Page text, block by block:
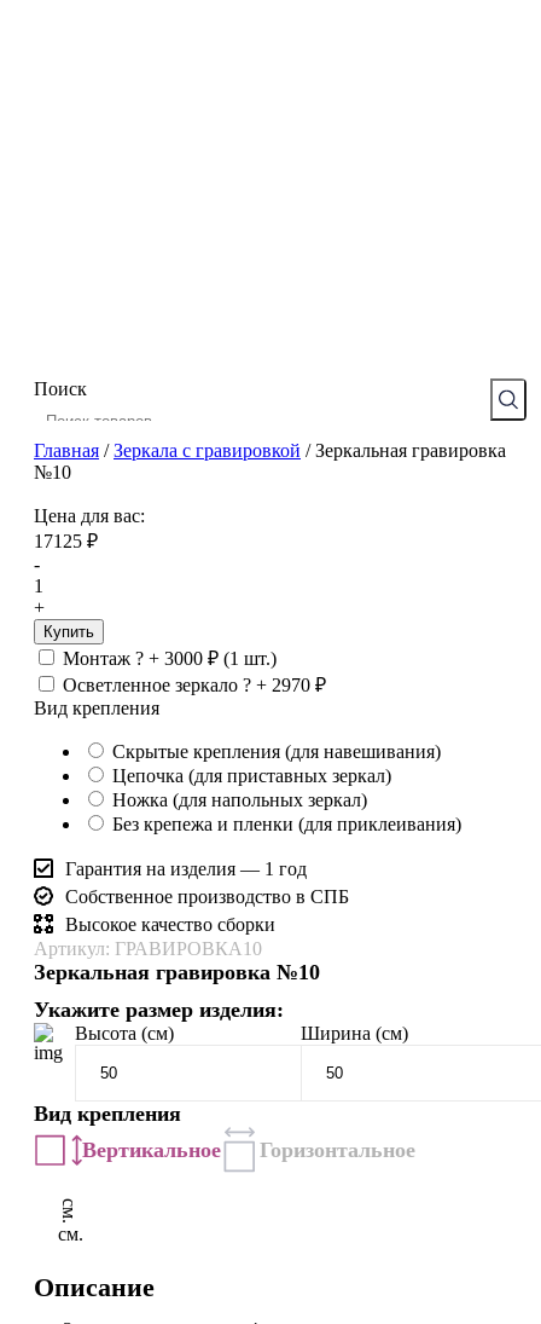
Поиск
Главная /Зеркала с гравировкой /Зеркальная гравировка
№10
Артикул: ГРАВИРОВКА10
Зеркальная гравировка №10
Укажите размер изделия:
Высота (см) Ширина (см)
Вид крепления
Вертикальное
Горизонтальное
см.
см.
Цена для вас:
17125 ₽
-
1
+
Купить
Монтаж ? + 3000 ₽ (1 шт.)
Осветленное зеркало ? + 2970 ₽
Вид крепления
Скрытые крепления (для навешивания)
Цепочка (для приставных зеркал)
Ножка (для напольных зеркал)
Без крепежа и пленки (для приклеивания)
Гарантия на изделия — 1 год
Собственное производство в СПБ
Высокое качество сборки
Описание